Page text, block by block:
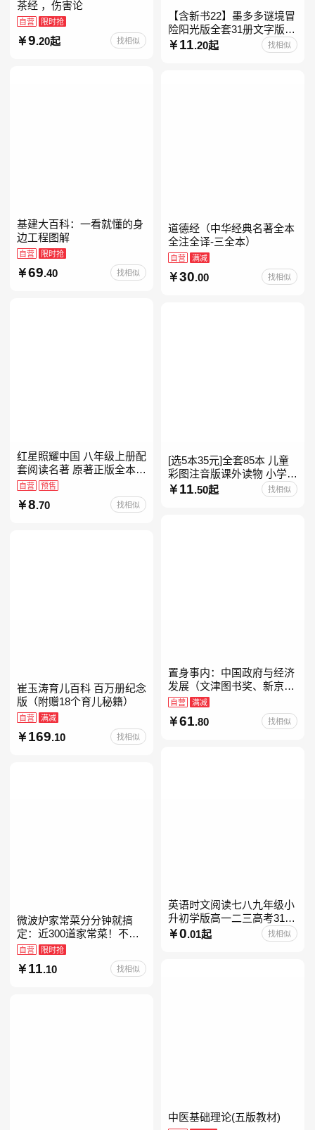
茶经 ，伤害论
自营 限时抢
9.20起 找相似
【含新书22】墨多多谜境冒
险阳光版全套31册文字版彩
色漫画版不可思议事件簿怪
物大师任选 雷欧幻像查理九
11 .20起 找相似
基建大百科：一看就懂的身
边工程图解
自营 限时抢
69.40 找相似
道德经（中华经典名著全本
全注全译-三全本）
自营 满减
30.00 找相似
红星照耀中国 八年级上册配
套阅读名著 原著正版全本无
删减 初中生初二课外阅读
自营 预售
8.70 找相似
[选5本35元]全套85本 儿童
彩图注音版课外读物 小学生
低年级一二三年级课外阅读
经典带拼音的故事书一二年
11 .50起 找相似
置身事内：中国政府与经济
发展（文津图书奖、新京报
年度通识写作获奖作品，罗
永浩、罗振宇、何帆、刘格
菘、张军、周黎安、王烁联
自营 满减
61 .80 找相似
崔玉涛育儿百科 百万册纪念
版（附赠18个育儿秘籍）
自营 满减
169.10 找相似
英语时文阅读七八九年级小
升初学版高一二三高考31期
30快捷英语阅读理解2027
0.01起 找相似
微波炉家常菜分分钟就搞
定：近300道家常菜！不开
火、零油烟！蒸、煮、炒、
烤、焗……全彩印刷+步骤
图解，让美味跃然眼前、操
自营 限时抢
11 .10 找相似
中医基础理论(五版教材)